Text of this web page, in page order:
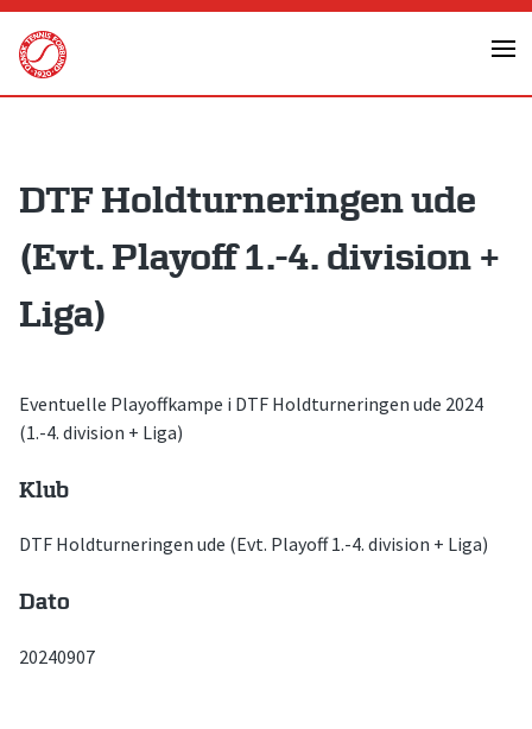
Skip
content
DTF Holdturneringen ude
(Evt. Playoff 1.-4. division +
Liga)
Eventuelle Playoffkampe i DTF Holdturneringen ude 2024
(1.-4. division + Liga)
Klub
DTF Holdturneringen ude (Evt. Playoff 1.-4. division + Liga)
Dato
20240907